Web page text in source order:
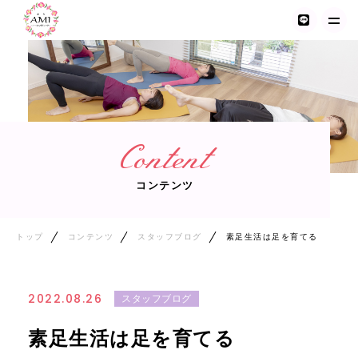
トップ
AMI ～トータルボディケア～について
イベント情報
トレーナー紹介
Content
コンテンツ
トップ コンテンツ スタッフブログ 素足生活は足を育てる
2022.08.26 スタッフブログ
素足生活は足を育てる